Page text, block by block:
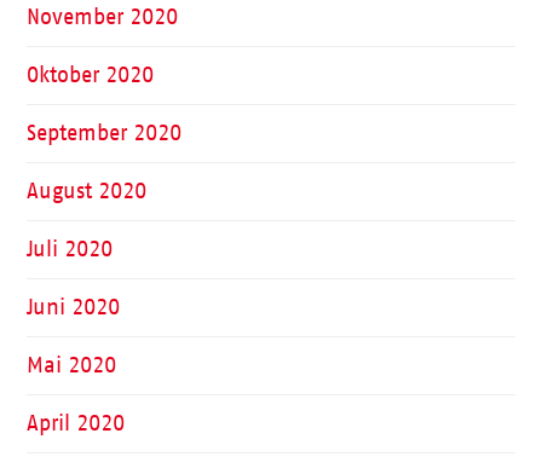
November 2020
Oktober 2020
September 2020
August 2020
Juli 2020
Juni 2020
Mai 2020
April 2020